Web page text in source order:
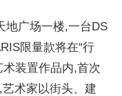
地广场一楼,一台DS
限量款将在“行
装置作品内,首次
术家以街头、建